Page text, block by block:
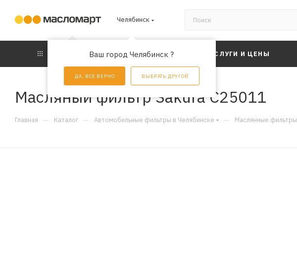
Челябинск
Ваш город Челябинск ?
ДА, ВСЕ ВЕРНО ВЫБРАТЬ ДРУГОЙ
АКЦИИ УСЛУГИ И ЦЕНЫ
Масляный фильтр Sakura C25011
Главная — Каталог — Автомобильные фильтры в Челябинске — Маслянные фильтры